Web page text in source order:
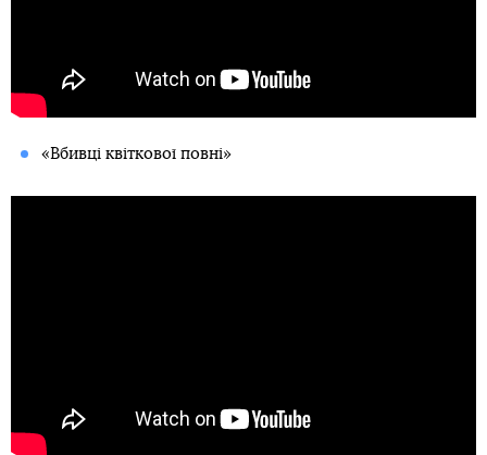
«Вбивці квіткової повні»